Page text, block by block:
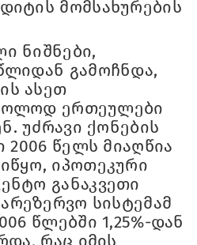
მომსახურების
ნიშნები,
გამოჩნდა,
ასეთ
ერთეულები
უძრავი ქონების
2006 წელს მიაღწია
იპოთეკური
განაკვეთი
სისტემამ
წლებში 1,25%-დან
რაც იმის